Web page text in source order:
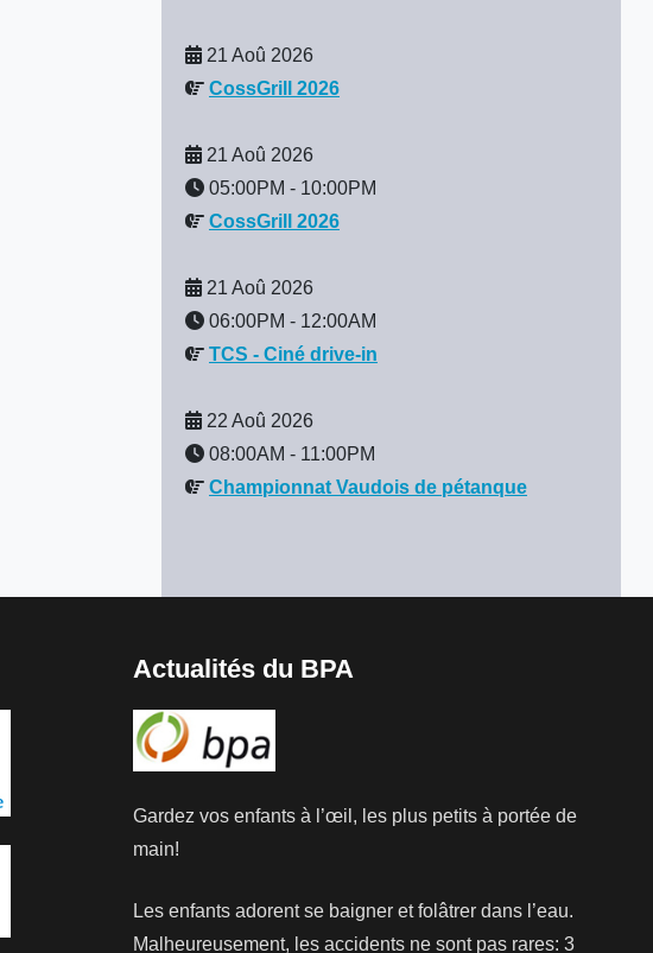
21 Aoû 2026
CossGrill 2026
21 Aoû 2026
05:00PM - 10:00PM
CossGrill 2026
21 Aoû 2026
06:00PM - 12:00AM
TCS - Ciné drive-in
22 Aoû 2026
08:00AM - 11:00PM
Championnat Vaudois de pétanque
Actualités du BPA
Gardez vos enfants à l’œil, les plus petits à portée de
main!
Les enfants adorent se baigner et folâtrer dans l’eau.
Malheureusement, les accidents ne sont pas rares: 3